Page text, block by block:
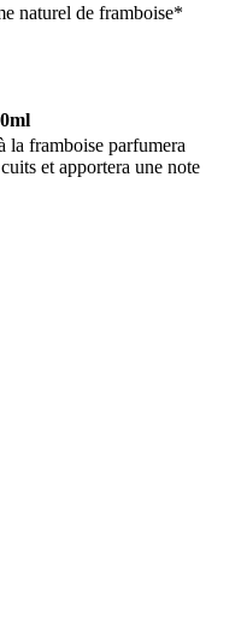
naturel de framboise*
la framboise parfumera
et apportera une note